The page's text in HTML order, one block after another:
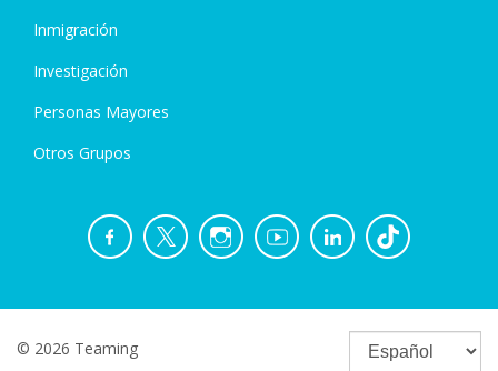
Inmigración
Investigación
Personas Mayores
Otros Grupos
© 2026 Teaming